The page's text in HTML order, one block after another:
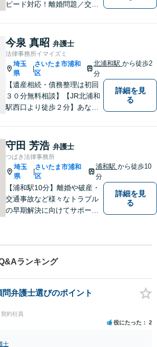
ピード対応！離婚問題／交通
など、お困りごとがあればお
気軽にご相談ください！皆様
が平穏な日々を取り戻せるよ
う、尽力してまいります。
【土日祝・夜間対応◎】
今泉 真昭 弁護士
法律事務所イマイズミ
埼玉
県
|
さいたま市浦和
区
北浦和駅から徒歩2
分
【遺産相続・債務整理は初回
３０分無料相談】【JR北浦和
駅西口より徒歩２分】あなた
ミがお預かりします。あなた
の代わりに悩み、考え、解決
策をご提案します。
詳細を見
る
守田 芳浩 弁護士
つばき法律事務所
埼玉
県
|
さいたま市浦和
区
浦和駅 から徒歩10
分
【浦和駅10分】離婚や破産・
交通事故など様々なトラブル
の早期解決に向けてサポート
分からない」という方も多い
やすい環境を整えております
ので、お気軽にご相談くださ
い。
詳細を見
る
ランキング
弁護士選びのポイント
約社員
役にたった 2
士